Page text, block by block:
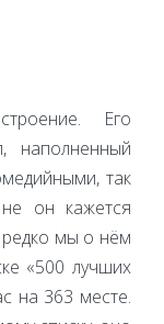
Его
наполненный
так
он кажется
мы о нём
«500 лучших
на 363 месте.